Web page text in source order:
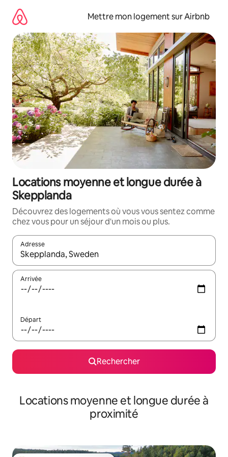
directement
contenu
Mettre mon logement sur Airbnb
Locations moyenne et longue durée à
Skepplanda
Découvrez des logements où vous vous sentez comme
chez vous pour un séjour d'un mois ou plus.
Adresse
Lorsque les résultats s'affichent, utilisez les flèches vers le
Arrivée
Départ
Rechercher
Locations moyenne et longue durée à
proximité